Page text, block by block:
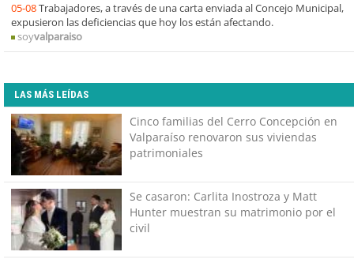
05-08Trabajadores, a través de una carta enviada al Concejo Municipal,
expusieron las deficiencias que hoy los están afectando.
soyvalparaiso
LAS MÁS LEÍDAS
Cinco familias del Cerro Concepción en
Valparaíso renovaron sus viviendas
patrimoniales
Se casaron: Carlita Inostroza y Matt
Hunter muestran su matrimonio por el
civil